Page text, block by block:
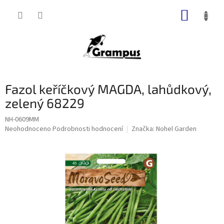
Fazol keříčkový MAGDA, lahůdkový,
zelený 68229
NH-0609MM
Průměrné
Neohodnoceno Podrobnosti hodnocení Značka: Nohel Garden